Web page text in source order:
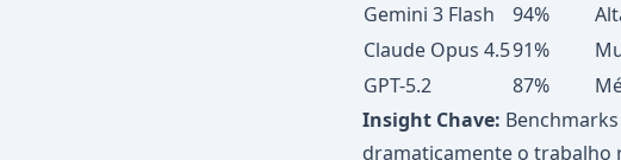
Gemini 3 Flash
94%
Claude Opus 4.591%
GPT-5.2
87%
Insight Chave:
dramaticamente o trabalho